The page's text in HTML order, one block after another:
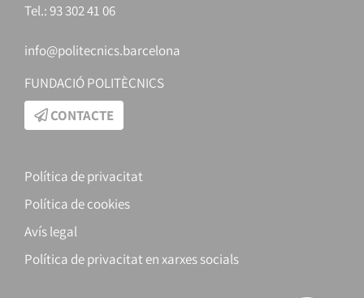
Tel.: 93 302 41 06
info@politecnics.barcelona
FUNDACIÓ POLITÈCNICS
CONTACTE
Política de privacitat
Política de cookies
Avís legal
Política de privacitat en xarxes socials